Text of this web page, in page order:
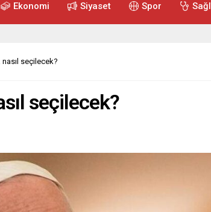
Ekonomi Siyaset Spor
seçilecek?
seçilecek?